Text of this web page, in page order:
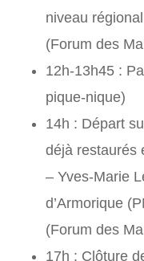
niveau
(Forum des
12h-13h45 :
pique-nique)
14h : Départ
déjà restaurés
– Yves-Marie
d’Armorique
(Forum des
17h : Clôture